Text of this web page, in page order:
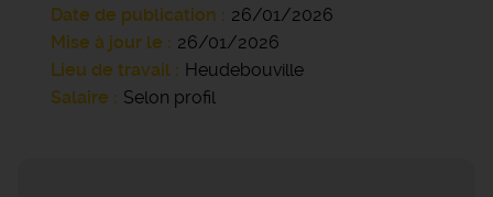
Date de publication
26/01/2026
Mise à jour le
26/01/2026
Lieu de travail
Heudebouville
Salaire
Selon profil